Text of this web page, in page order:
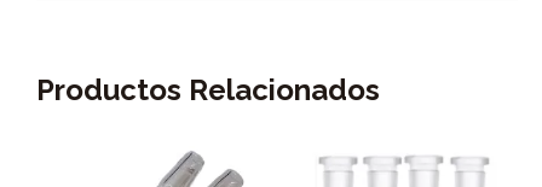
Productos Relacionados